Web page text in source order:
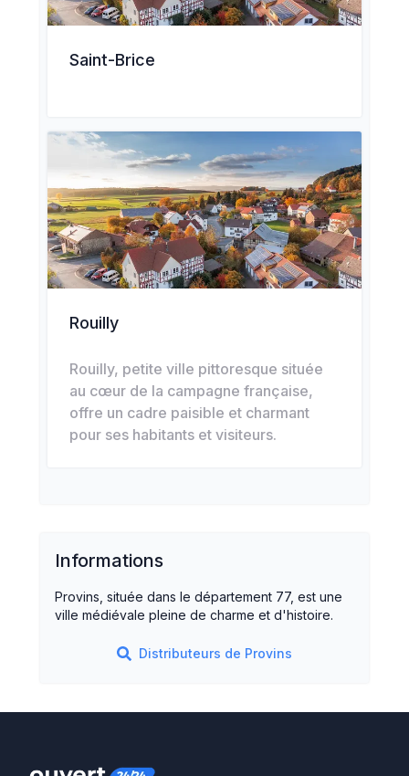
Saint-Brice
Rouilly
Rouilly, petite ville pittoresque située
au cœur de la campagne française,
offre un cadre paisible et charmant
pour ses habitants et visiteurs.
Informations
Provins, située dans le département 77, est une
ville médiévale pleine de charme et d'histoire.
Distributeurs de Provins